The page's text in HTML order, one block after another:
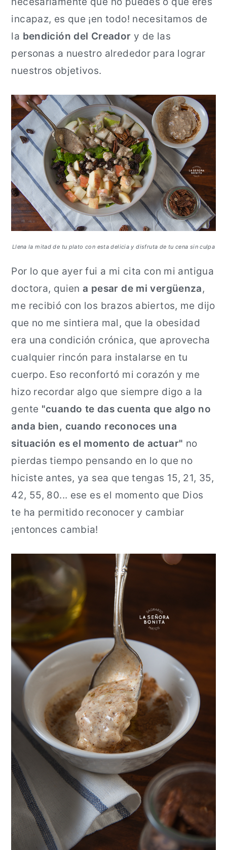
incapaz, es que ¡en todo! necesitamos de
la bendición del Creador y de las
personas a nuestro alrededor para lograr
nuestros objetivos.
Llena la mitad de tu plato con esta delicia y disfruta de tu cena sin culpa
Por lo que ayer fui a mi cita con mi antigua
doctora, quiena pesar de mi vergüenza,
me recibió con los brazos abiertos, me dijo
que no me sintiera mal, que la obesidad
era una condición crónica, que aprovecha
cualquier rincón para instalarse en tu
cuerpo. Eso reconfortó mi corazón y me
hizo recordar algo que siempre digo a la
gente "cuando te das cuenta que algo no
anda bien, cuando reconoces una
situación es el momento de actuar" no
pierdas tiempo pensando en lo que no
hiciste antes, ya sea que tengas 15, 21, 35,
42, 55, 80... ese es el momento que Dios
te ha permitido reconocer y cambiar
¡entonces cambia!